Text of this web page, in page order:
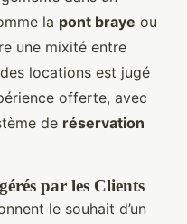
la pont braye ou
une mixité entre
des locations est jugé
offerte, avec
de réservation
par les Clients
le souhait d’un